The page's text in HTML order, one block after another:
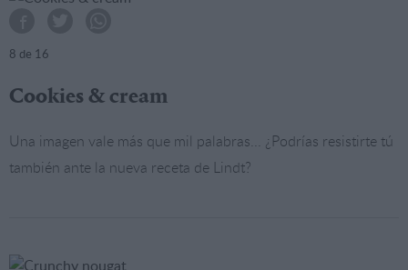
8 de 16
Cookies & cream
Una imagen vale más que mil palabras... ¿Podrías resistirte tú
también ante la nueva receta de Lindt?